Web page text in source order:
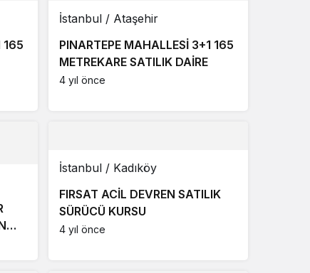
165
İstanbul / Ataşehir
PINARTEPE MAHALLESİ 3+1 165
METREKARE SATILIK DAİRE
4 yıl önce
İstanbul / Kadıköy
FIRSAT ACİL DEVREN SATILIK
SÜRÜCÜ KURSU
4 yıl önce